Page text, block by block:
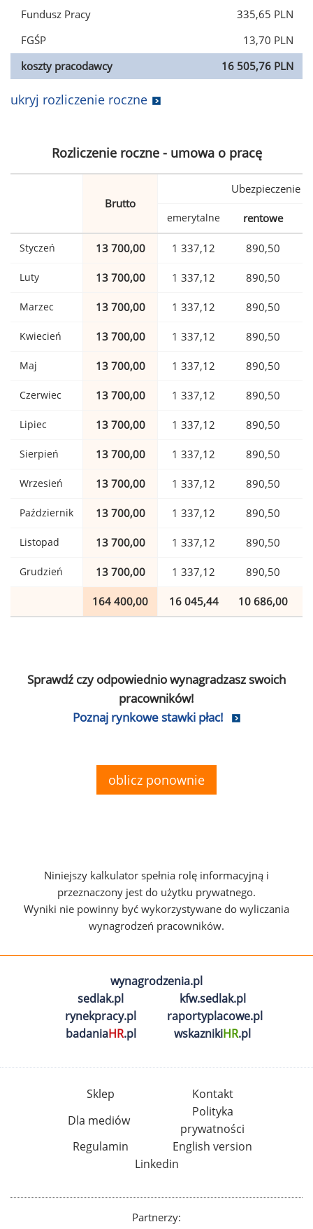
Fundusz Pracy
335,65 PLN
FGŚP
13,70 PLN
koszty pracodawcy
16 505,76 PLN
ukryj rozliczenie roczne
Rozliczenie roczne - umowa o pracę
Brutto
Ubezpieczenie
emerytalne rentowe
Styczeń 13 700,00 1 337,12 890,50
Luty 13 700,00 1 337,12 890,50
Marzec 13 700,00 1 337,12 890,50
Kwiecień 13 700,00 1 337,12 890,50
Maj 13 700,00 1 337,12 890,50
Czerwiec 13 700,00 1 337,12 890,50
Lipiec 13 700,00 1 337,12 890,50
Sierpień 13 700,00 1 337,12 890,50
Wrzesień 13 700,00 1 337,12 890,50
Październik 13 700,00 1 337,12 890,50
Listopad 13 700,00 1 337,12 890,50
Grudzień 13 700,00 1 337,12 890,50
164 400,00 16 045,44 10 686,00
Sprawdź czy odpowiednio wynagradzasz swoich
pracowników!
Poznaj rynkowe stawki płac!
oblicz ponownie
Niniejszy kalkulator spełnia rolę informacyjną i
przeznaczony jest do użytku prywatnego.
Wyniki nie powinny być wykorzystywane do wyliczania
wynagrodzeń pracowników.
wynagrodzenia.pl
sedlak.pl
kfw.sedlak.pl
rynekpracy.pl
raportyplacowe.pl
badaniaHR.pl wskaznikiHR.pl
Sklep
Kontakt
Dla mediów
Polityka
prywatności
Regulamin
English version
Linkedin
Partnerzy: